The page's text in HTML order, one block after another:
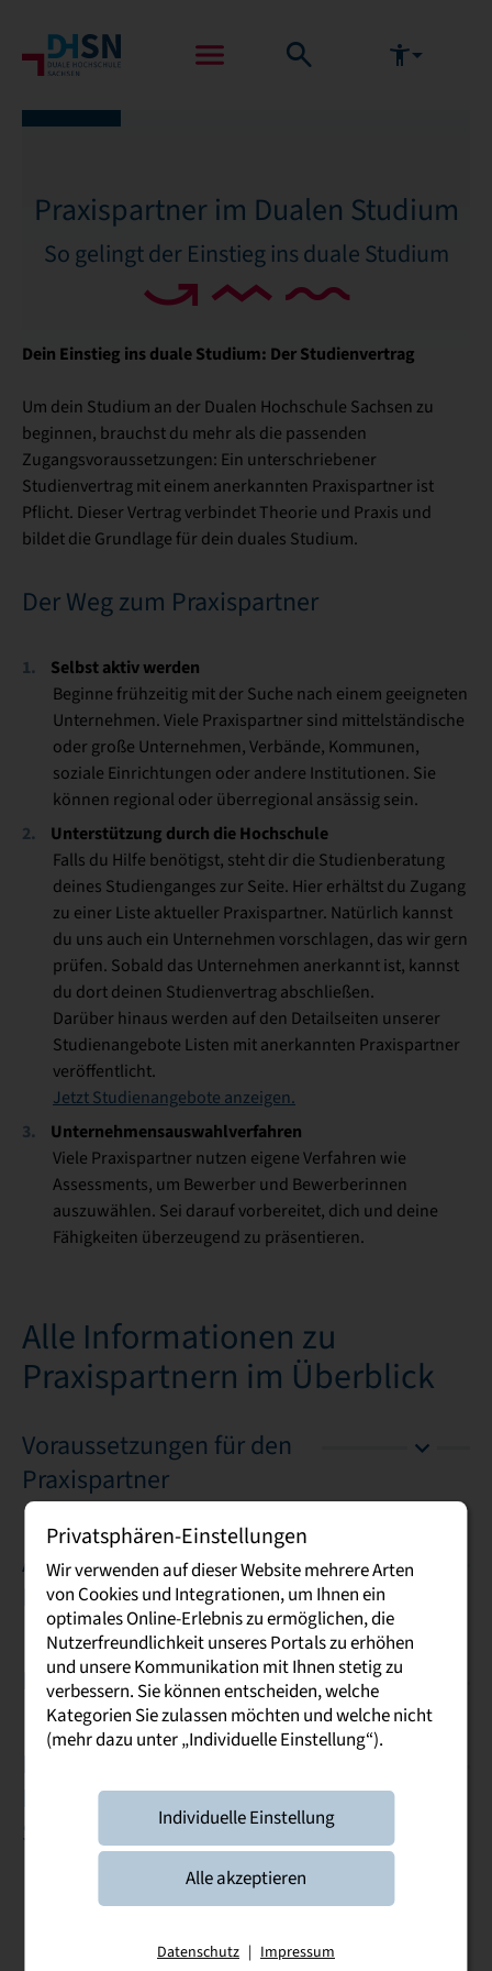
Praxispartner im Dualen Studium
So gelingt der Einstieg ins duale Studium
Dein Einstieg ins duale Studium: Der Studienvertrag
Um dein Studium an der Dualen Hochschule Sachsen zu
beginnen, brauchst du mehr als die passenden
Zugangsvoraussetzungen: Ein unterschriebener
Studienvertrag mit einem anerkannten Praxispartner ist
Pflicht. Dieser Vertrag verbindet Theorie und Praxis und
bildet die Grundlage für dein duales Studium.
Der Weg zum Praxispartner
Selbst aktiv werden
Beginne frühzeitig mit der Suche nach einem geeigneten
Unternehmen. Viele Praxispartner sind mittelständische
oder große Unternehmen, Verbände, Kommunen,
soziale Einrichtungen oder andere Institutionen. Sie
können regional oder überregional ansässig sein.
Unterstützung durch die Hochschule
Falls du Hilfe benötigst, steht dir die Studienberatung
deines Studienganges zur Seite. Hier erhältst du Zugang
zu einer Liste aktueller Praxispartner. Natürlich kannst
du uns auch ein Unternehmen vorschlagen, das wir gern
prüfen. Sobald das Unternehmen anerkannt ist, kannst
du dort deinen Studienvertrag abschließen.
Darüber hinaus werden auf den Detailseiten unserer
Studienangebote Listen mit anerkannten Praxispartner
veröffentlicht.
Jetzt Studienangebote anzeigen.
Unternehmensauswahlverfahren
Viele Praxispartner nutzen eigene Verfahren wie
Assessments, um Bewerber und Bewerberinnen
auszuwählen. Sei darauf vorbereitet, dich und deine
Fähigkeiten überzeugend zu präsentieren.
Alle Informationen zu
Praxispartnern im Überblick
Voraussetzungen für den
Praxispartner
Aufgaben der
Praxispartner
Praxispartnersuche
Deine Grundlage für das
Studium
Privatsphären-Einstellungen
Wir verwenden auf dieser Website mehrere Arten
von Cookies und Integrationen, um Ihnen ein
optimales Online-Erlebnis zu ermöglichen, die
Nutzerfreundlichkeit unseres Portals zu erhöhen
und unsere Kommunikation mit Ihnen stetig zu
verbessern. Sie können entscheiden, welche
Kategorien Sie zulassen möchten und welche nicht
(mehr dazu unter „Individuelle Einstellung“).
Individuelle Einstellung
Alle akzeptieren
Datenschutz | Impressum